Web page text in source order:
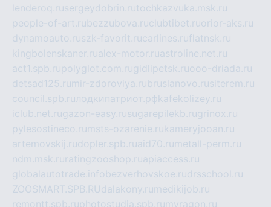
lenderoq.rusergeydobrin.rutochkazvuka.msk.ru
people-of-art.rubezzubova.ruclubtibet.ruorior-aks.ru
dynamoauto.ruszk-favorit.rucarlines.ruflatnsk.ru
kingbolenskaner.rualex-motor.ruastroline.net.ru
act1.spb.rupolyglot.com.rugidlipetsk.ruooo-driada.ru
detsad125.ru mir-zdoroviya.rubruslanovo.rusiterem.ru
council.spb.ruлодкипатриот.рфkafekolizey.ru
iclub.net.rugazon-easy.rusugarepilekb.rugrinox.ru
pylesostineco.ru msts-ozarenie.rukameryjooan.ru
artemovskij.rudopler.spb.ruaid70.ru metall-perm.ru
ndm.msk.ru ratingzooshop.ruapiaccess.ru
globalautotrade.info bezverhovskoe.rudrsschool.ru
ZOOSMART.SPB.RUdalakony.ru medikijob.ru
remontt.spb.ruphotostudia.spb.ru myragon.ru